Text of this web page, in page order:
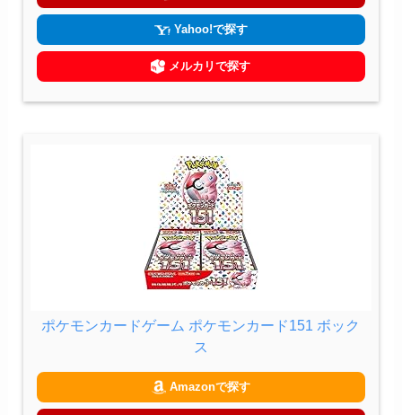
Yahoo!で探す
メルカリで探す
ポケモンカードゲーム ポケモンカード151 ボック
ス
Amazonで探す